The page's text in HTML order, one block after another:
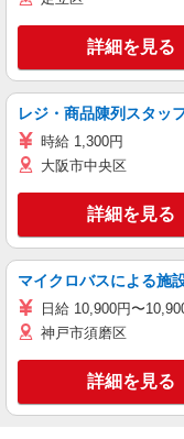
詳細を見る
レジ・商品陳列スタッ
時給 1,300円
大阪市中央区
詳細を見る
マイクロバスによる施
日給 10,900円〜
神戸市須磨区
詳細を見る